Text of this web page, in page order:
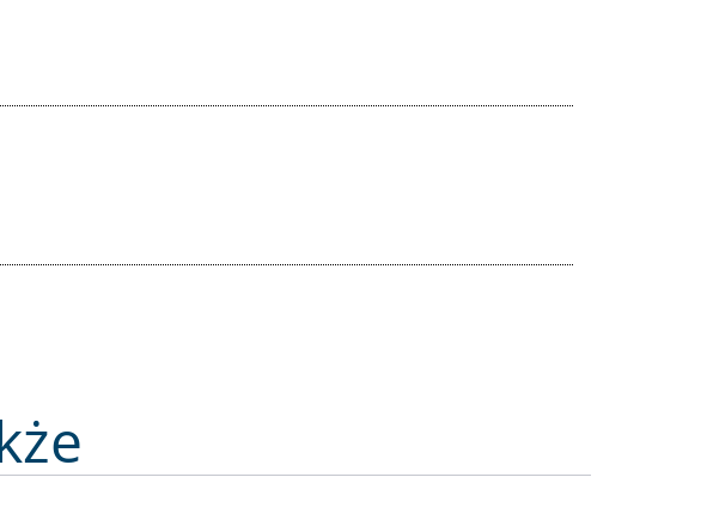
Gdzie był dotychczas rzecznik?